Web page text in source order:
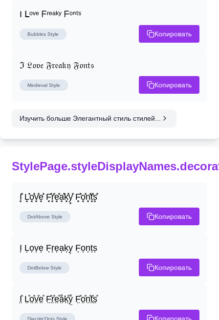
I ᒪᵒᵛᵉ ᖴʳᵉᵃᵏʸ ᖴᵒⁿᵗˢ
Bubbles Style Копировать
ℑ 𝔏𝔬𝔳𝔢 𝔉𝔯𝔢𝔞𝔨𝔶 𝔉𝔬𝔫𝔱𝔰
Medieval Style Копировать
Изучить больше Элегантный стиль стилей...
I͓̽ L͓̽o͓̽v͓̽e͓̽ F͓̽r͓̽e͓̽a͓̽k͓̽y͓̽ F͓̽o͓̽n͓̽t͓̽s͓̽
DotAbove Style Копировать
I͎ L͎o͎v͎e͎ F͎r͎e͎a͎k͎y͎ F͎o͎n͎t͎s͎
DotBelow Style Копировать
I̤̊ L̤̊o̤̊v̤̊e̤̊ F̤̊r̤̊e̤̊å̤k̤̊ẙ̤ F̤̊o̤̊n̤̊t̤̊s̤̊
DiacriticDots Style